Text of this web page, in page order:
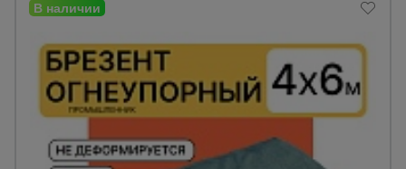
Сварочные
аппараты